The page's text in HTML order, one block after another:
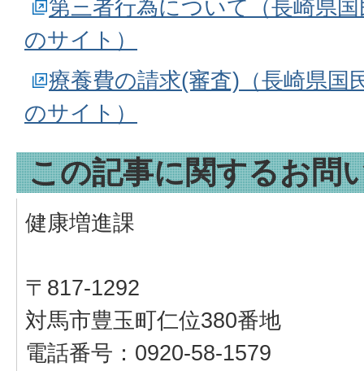
第三者行為について（長崎県
のサイト）
療養費の請求(審査)（長崎県国
のサイト）
この記事に関するお問
健康増進課
〒817-1292
対馬市豊玉町仁位380番地
電話番号：0920-58-1579